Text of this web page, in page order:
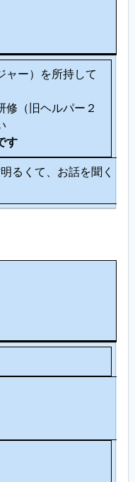
ャー）を所持して
修（旧ヘルパー２
す
るくて、お話を聞く